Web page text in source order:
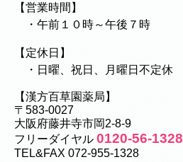
【営業時間】
・午前１０時～午後７時
【定休日】
・日曜、祝日、月曜日不定休
【漢方百草園薬局】
〒583-0027
大阪府藤井寺市岡2-8-9
フリーダイヤル 0120-56-1328
TEL&FAX 072-955-1328